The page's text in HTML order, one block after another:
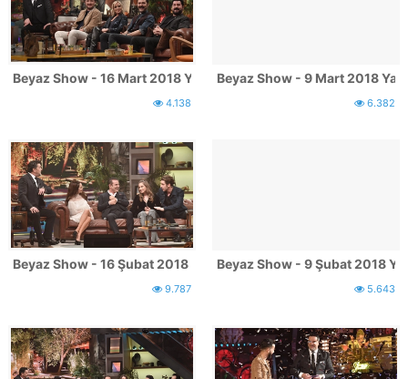
Beyaz Show - 16 Mart 2018 Yayınından Kareler
4.138
Beyaz Show - 9 Mart 2018
6.382
Beyaz Show - 16 Şubat 2018 Yayınından Kareler
9.787
Beyaz Show - 9 Şubat 2018
5.643